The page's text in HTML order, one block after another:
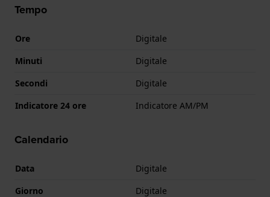
Tempo
Ore
Digitale
Minuti
Digitale
Secondi
Digitale
Indicatore 24 ore
Indicatore AM/PM
Calendario
Data
Digitale
Giorno
Digitale